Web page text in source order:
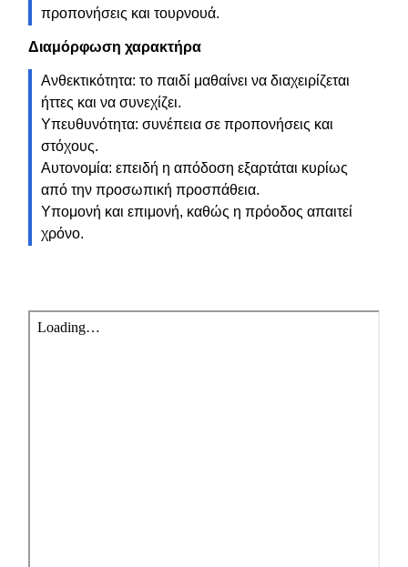
προπονήσεις και τουρνουά.
Διαμόρφωση χαρακτήρα
Ανθεκτικότητα: το παιδί μαθαίνει να διαχειρίζεται
ήττες και να συνεχίζει.
Υπευθυνότητα: συνέπεια σε προπονήσεις και
στόχους.
Αυτονομία: επειδή η απόδοση εξαρτάται κυρίως
από την προσωπική προσπάθεια.
Υπομονή και επιμονή, καθώς η πρόοδος απαιτεί
χρόνο.